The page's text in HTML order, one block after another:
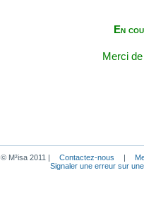
En
Merci
© M²isa 2011 | Contactez-nous |
Signaler une erreur sur